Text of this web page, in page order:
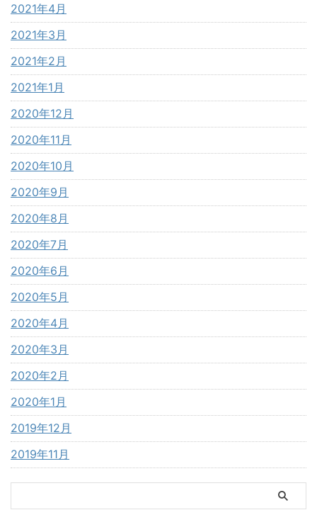
2021年4月
2021年3月
2021年2月
2021年1月
2020年12月
2020年11月
2020年10月
2020年9月
2020年8月
2020年7月
2020年6月
2020年5月
2020年4月
2020年3月
2020年2月
2020年1月
2019年12月
2019年11月